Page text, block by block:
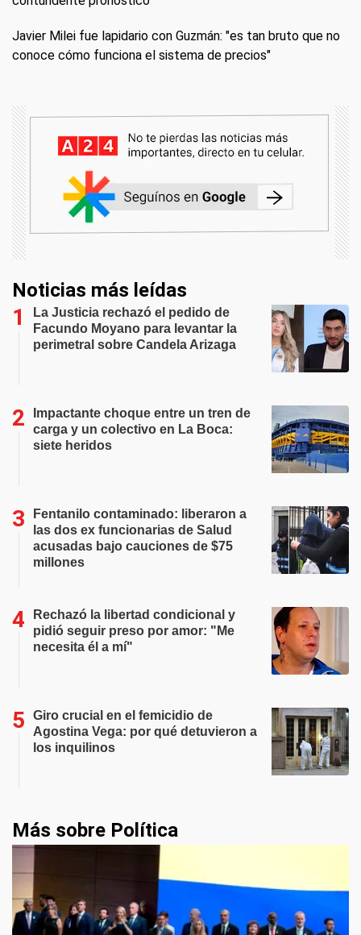
Javier Milei fue lapidario con Guzmán: "es tan bruto que no
conoce cómo funciona el sistema de precios"
Noticias más leídas
La Justicia rechazó el pedido de
Facundo Moyano para levantar la
perimetral sobre Candela Arizaga
Impactante choque entre un tren de
carga y un colectivo en La Boca:
siete heridos
Fentanilo contaminado: liberaron a
las dos ex funcionarias de Salud
acusadas bajo cauciones de $75
millones
Rechazó la libertad condicional y
pidió seguir preso por amor: "Me
necesita él a mí"
Giro crucial en el femicidio de
Agostina Vega: por qué detuvieron a
los inquilinos
Más sobre Política